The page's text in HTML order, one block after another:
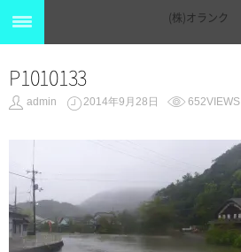
(株)オランク
P1010133
admin 2014年9月28日 652VIEWS